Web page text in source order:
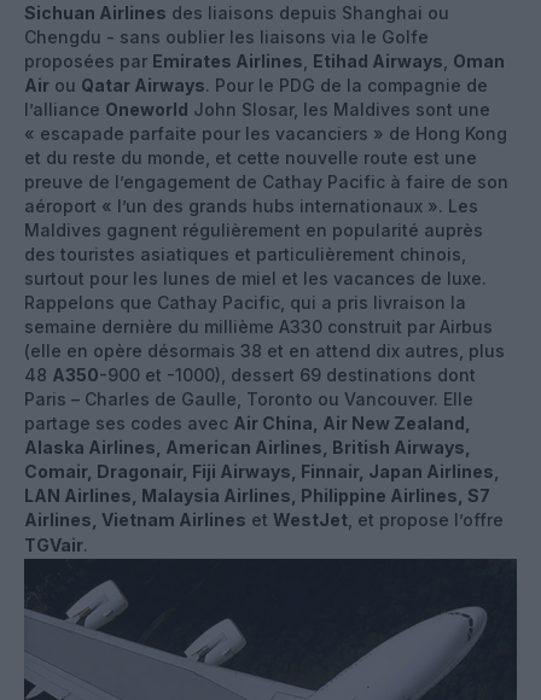
Sichuan Airlines des liaisons depuis Shanghai ou
Chengdu - sans oublier les liaisons via le Golfe
proposées par Emirates Airlines Etihad Airways Oman
Air ou Qatar Airways. Pour le PDG de la compagnie de
l’alliance Oneworld John Slosar, les Maldives sont une
« escapade parfaite pour les vacanciers » de Hong Kong
et du reste du monde, et cette nouvelle route est une
preuve de l’engagement de Cathay Pacific à faire de son
aéroport « l’un des grands hubs internationaux ». Les
Maldives gagnent régulièrement en popularité auprès
des touristes asiatiques et particulièrement chinois,
surtout pour les lunes de miel et les vacances de luxe.
Rappelons que Cathay Pacific, qui a pris livraison la
semaine dernière du millième A330 construit par Airbus
(elle en opère désormais 38 et en attend dix autres, plus
48 A350-900 et -1000), dessert 69 destinations dont
Paris – Charles de Gaulle, Toronto ou Vancouver. Elle
partage ses codes avec Air China, Air New Zealand,
Alaska Airlines, American Airlines, British Airways,
Comair, Dragonair, Fiji Airways, Finnair, Japan Airlines,
LAN Airlines, Malaysia Airlines, Philippine Airlines, S7
Airlines, Vietnam Airlines et WestJet , et propose l’offre
TGVair.